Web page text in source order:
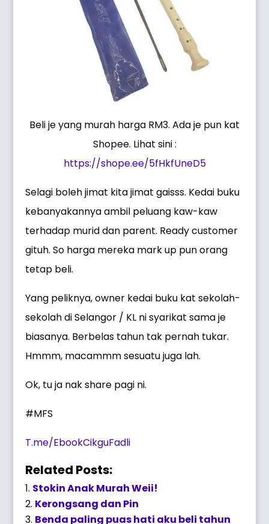
Beli je yang murah harga RM3. Ada je pun kat
Shopee. Lihat sini :
https://shope.ee/5fHkfUneD5
Selagi boleh jimat kita jimat gaisss. Kedai buku
kebanyakannya ambil peluang kaw-kaw
terhadap murid dan parent. Ready customer
gituh. So harga mereka mark up pun orang
tetap beli.
Yang peliknya, owner kedai buku kat sekolah-
sekolah di Selangor / KL ni syarikat sama je
biasanya. Berbelas tahun tak pernah tukar.
Hmmm, macammm sesuatu juga lah.
Ok, tu ja nak share pagi ni.
#MFS
T.me/EbookCikguFadli
Related Posts:
Stokin Anak Murah Weii!
Kerongsang dan Pin
Benda paling puas hati aku beli tahun